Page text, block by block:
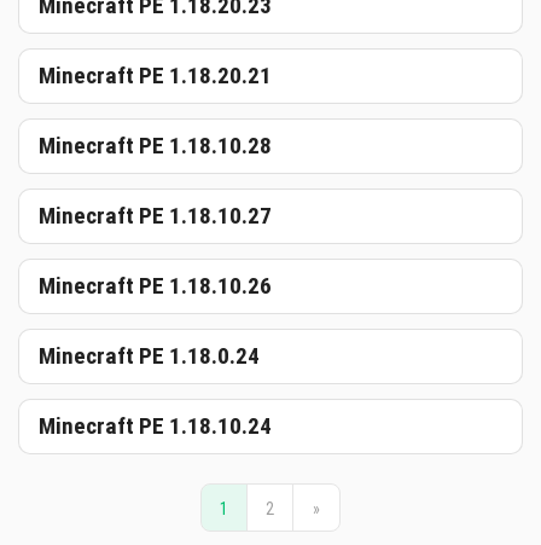
Minecraft PE 1.18.20.21
Minecraft PE 1.18.10.28
Minecraft PE 1.18.10.27
Minecraft PE 1.18.10.26
Minecraft PE 1.18.0.24
Minecraft PE 1.18.10.24
1 2 »